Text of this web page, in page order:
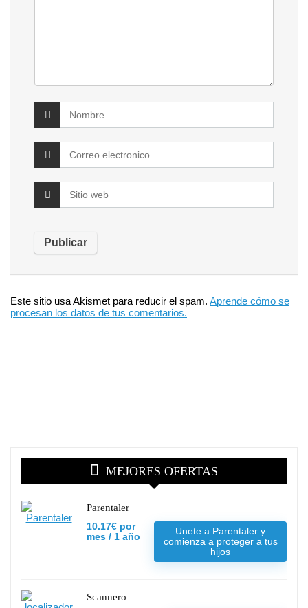
Este sitio usa Akismet para reducir el spam. Aprende cómo se
procesan los datos de tus comentarios.
MEJORES OFERTAS
Parentaler
10.17€ por
mes / 1 año
Unete a Parentaler y
comienza a proteger a tus
hijos
Scannero